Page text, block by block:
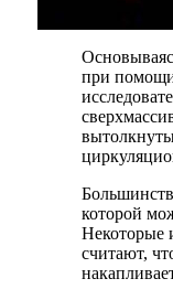
при
которой
Некоторые
считают,